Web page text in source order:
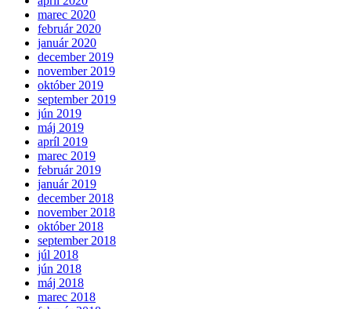
marec 2020
február 2020
január 2020
december 2019
november 2019
október 2019
september 2019
jún 2019
máj 2019
apríl 2019
marec 2019
február 2019
január 2019
december 2018
november 2018
október 2018
september 2018
júl 2018
jún 2018
máj 2018
marec 2018